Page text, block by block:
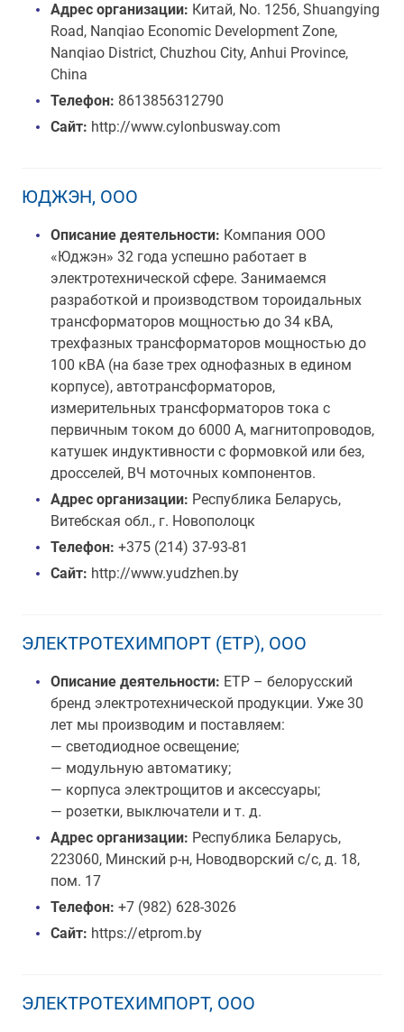
Адрес организации: Китай, No. 1256, Shuangying
Road, Nanqiao Economic Development Zone,
Nanqiao District, Chuzhou City, Anhui Province,
China
Телефон: 8613856312790
Сайт: http://www.cylonbusway.com
ЮДЖЭН, ООО
Описание деятельности: Компания ООО
«Юджэн» 32 года успешно работает в
электротехнической сфере. Занимаемся
разработкой и производством тороидальных
трансформаторов мощностью до 34 кВА,
трехфазных трансформаторов мощностью до
100 кВА (на базе трех однофазных в едином
корпусе), автотрансформаторов,
измерительных трансформаторов тока с
первичным током до 6000 А, магнитопроводов,
катушек индуктивности c формовкой или без,
дросселей, ВЧ моточных компонентов.
Адрес организации: Республика Беларусь,
Витебская обл., г. Новополоцк
Телефон: +375 (214) 37-93-81
Сайт: http://www.yudzhen.by
ЭЛЕКТРОТЕХИМПОРТ (ETP), ООО
Описание деятельности: ЕТР – белорусский
бренд электротехнической продукции. Уже 30
лет мы производим и поставляем:
— светодиодное освещение;
— модульную автоматику;
— корпуса электрощитов и аксессуары;
— розетки, выключатели и т. д.
Адрес организации: Республика Беларусь,
223060, Минский р-н, Новодворский с/с, д. 18,
пом. 17
Телефон: +7 (982) 628-3026
Сайт: https://etprom.by
ЭЛЕКТРОТЕХИМПОРТ, ООО